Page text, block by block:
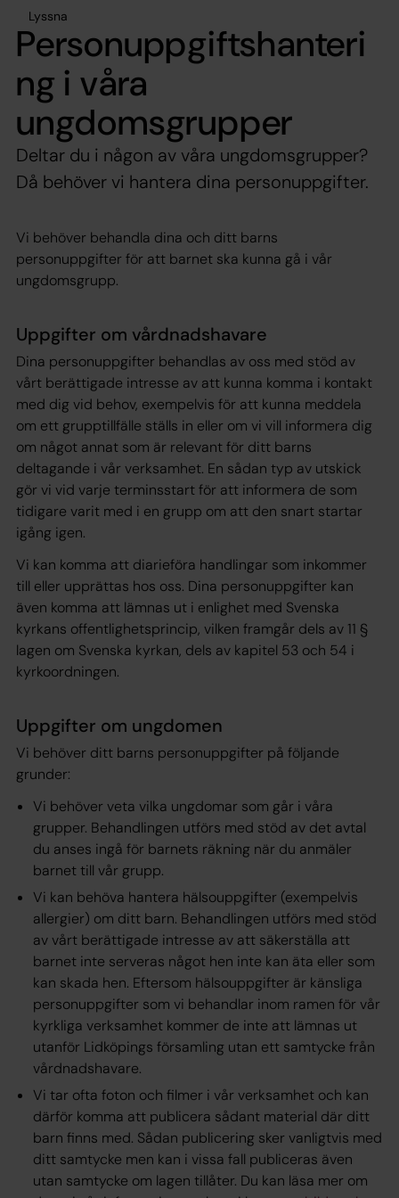
Lyssna
Personuppgiftshanteri
ng i våra
ungdomsgrupper
Deltar du i någon av våra ungdomsgrupper?
Då behöver vi hantera dina personuppgifter.
Vi behöver behandla dina och ditt barns
personuppgifter för att barnet ska kunna gå i vår
ungdomsgrupp.
Uppgifter om vårdnadshavare
Dina personuppgifter behandlas av oss med stöd av
vårt berättigade intresse av att kunna komma i kontakt
med dig vid behov, exempelvis för att kunna meddela
om ett grupptillfälle ställs in eller om vi vill informera dig
om något annat som är relevant för ditt barns
deltagande i vår verksamhet. En sådan typ av utskick
gör vi vid varje terminsstart för att informera de som
tidigare varit med i en grupp om att den snart startar
igång igen.
Vi kan komma att diarieföra handlingar som inkommer
till eller upprättas hos oss. Dina personuppgifter kan
även komma att lämnas ut i enlighet med Svenska
kyrkans offentlighetsprincip, vilken framgår dels av 11 §
lagen om Svenska kyrkan, dels av kapitel 53 och 54 i
kyrkoordningen.
Uppgifter om ungdomen
Vi behöver ditt barns personuppgifter på följande
grunder:
Vi behöver veta vilka ungdomar som går i våra
grupper. Behandlingen utförs med stöd av det avtal
du anses ingå för barnets räkning när du anmäler
barnet till vår grupp.
Vi kan behöva hantera hälsouppgifter (exempelvis
allergier) om ditt barn. Behandlingen utförs med stöd
av vårt berättigade intresse av att säkerställa att
barnet inte serveras något hen inte kan äta eller som
kan skada hen. Eftersom hälsouppgifter är känsliga
personuppgifter som vi behandlar inom ramen för vår
kyrkliga verksamhet kommer de inte att lämnas ut
utanför Lidköpings församling utan ett samtycke från
vårdnadshavare.
Vi tar ofta foton och filmer i vår verksamhet och kan
därför komma att publicera sådant material där ditt
barn finns med. Sådan publicering sker vanligtvis med
ditt samtycke men kan i vissa fall publiceras även
utan samtycke om lagen tillåter. Du kan läsa mer om